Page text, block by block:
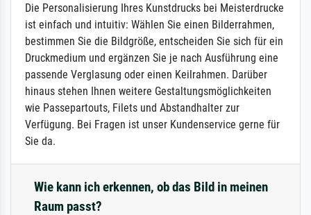
Die Personalisierung Ihres Kunstdrucks bei Meisterdrucke
ist einfach und intuitiv: Wählen Sie einen Bilderrahmen,
bestimmen Sie die Bildgröße, entscheiden Sie sich für ein
Druckmedium und ergänzen Sie je nach Ausführung eine
passende Verglasung oder einen Keilrahmen. Darüber
hinaus stehen Ihnen weitere Gestaltungsmöglichkeiten
wie Passepartouts, Filets und Abstandhalter zur
Verfügung. Bei Fragen ist unser Kundenservice gerne für
Sie da.
Wie kann ich erkennen, ob das Bild in meinen
Raum passt?